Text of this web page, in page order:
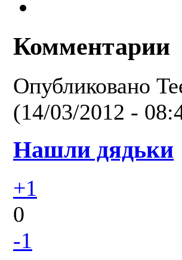
Комментарии
Опубликовано
(14/03/2012 -
Нашли дядьки
+1
0
-1